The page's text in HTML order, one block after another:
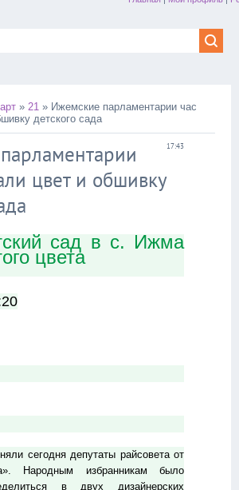
» 21 » Ижемские парламентарии час
детского сада
17:43
цвет и обшивку
сад в с. Ижма
цвета
сегодня депутаты райсовета от
Народным избранникам было
в двух дизайнерских